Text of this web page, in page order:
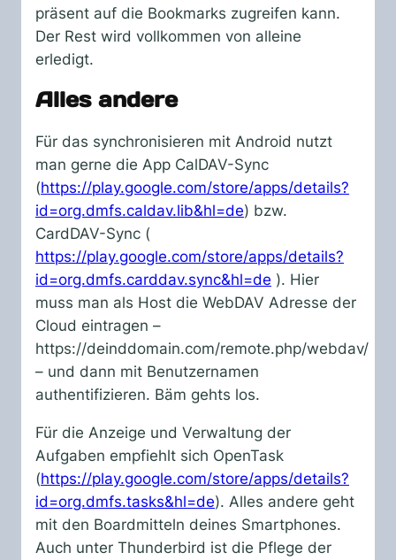
präsent auf die Bookmarks zugreifen kann.
Der Rest wird vollkommen von alleine
erledigt.
Alles andere
Für das synchronisieren mit Android nutzt
man gerne die App CalDAV-Sync
(https://play.google.com/store/apps/details?
id=org.dmfs.caldav.lib&hl=de) bzw.
CardDAV-Sync (
https://play.google.com/store/apps/details?
id=org.dmfs.carddav.sync&hl=de ). Hier
muss man als Host die WebDAV Adresse der
Cloud eintragen –
https://deinddomain.com/remote.php/webdav/
– und dann mit Benutzernamen
authentifizieren. Bäm gehts los.
Für die Anzeige und Verwaltung der
Aufgaben empfiehlt sich OpenTask
(https://play.google.com/store/apps/details?
id=org.dmfs.tasks&hl=de). Alles andere geht
mit den Boardmitteln deines Smartphones.
Auch unter Thunderbird ist die Pflege der